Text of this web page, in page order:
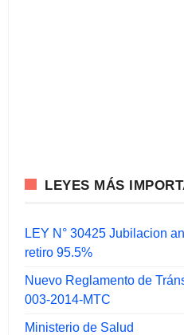
LEYES MÁS
LEY N° 30425 Jubilacion
retiro 95.5%
Nuevo Reglamento de
003-2014-MTC
Ministerio de Salud